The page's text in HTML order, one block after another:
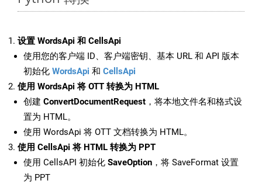
设置 WordsApi 和 CellsApi
使用您的客户端 ID、客户端密钥、基本 URL 和 API 版本
初始化 WordsApi 和 CellsApi
使用 WordsApi 将 OTT 转换为 HTML
创建 ConvertDocumentRequest ，将本地文件名和格式设
置为 HTML。
使用 WordsApi 将 OTT 文档转换为 HTML。
使用 CellsApi 将 HTML 转换为 PPT
使用 CellsAPI 初始化 SaveOption ，将 SaveFormat 设置
为 PPT